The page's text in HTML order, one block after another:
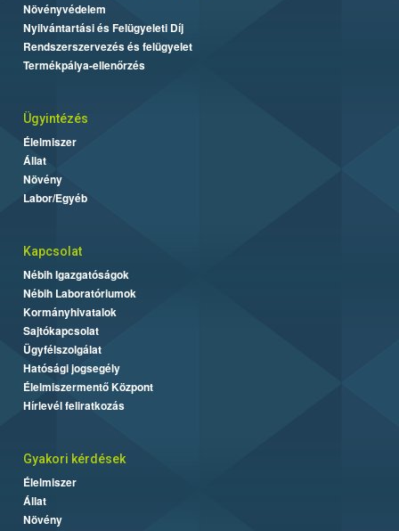
Növényvédelem
Nyilvántartási és Felügyeleti Díj
Rendszerszervezés és felügyelet
Termékpálya-ellenőrzés
Ügyintézés
Élelmiszer
Állat
Növény
Labor/Egyéb
Kapcsolat
Nébih Igazgatóságok
Nébih Laboratóriumok
Kormányhivatalok
Sajtókapcsolat
Ügyfélszolgálat
Hatósági jogsegély
Élelmiszermentő Központ
Hírlevél feliratkozás
Gyakori kérdések
Élelmiszer
Állat
Növény